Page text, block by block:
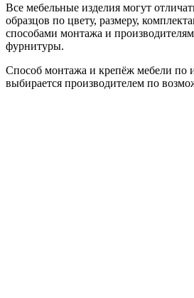
Все мебельные изделия могут
образцов по цвету, размеру,
способами монтажа и
фурнитуры.
Способ монтажа и крепёж мебели по
выбирается производителем по